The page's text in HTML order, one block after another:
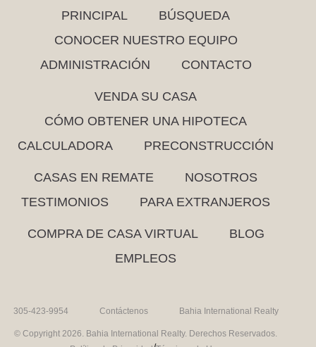
PRINCIPAL
BÚSQUEDA
CONOCER NUESTRO EQUIPO
ADMINISTRACIÓN
CONTACTO
VENDA SU CASA
CÓMO OBTENER UNA HIPOTECA
CALCULADORA
PRECONSTRUCCIÓN
CASAS EN REMATE
NOSOTROS
TESTIMONIOS
PARA EXTRANJEROS
COMPRA DE CASA VIRTUAL
BLOG
EMPLEOS
305-423-9954 Contáctenos Bahia International Realty
© Copyright 2026. Bahia International Realty. Derechos Reservados.